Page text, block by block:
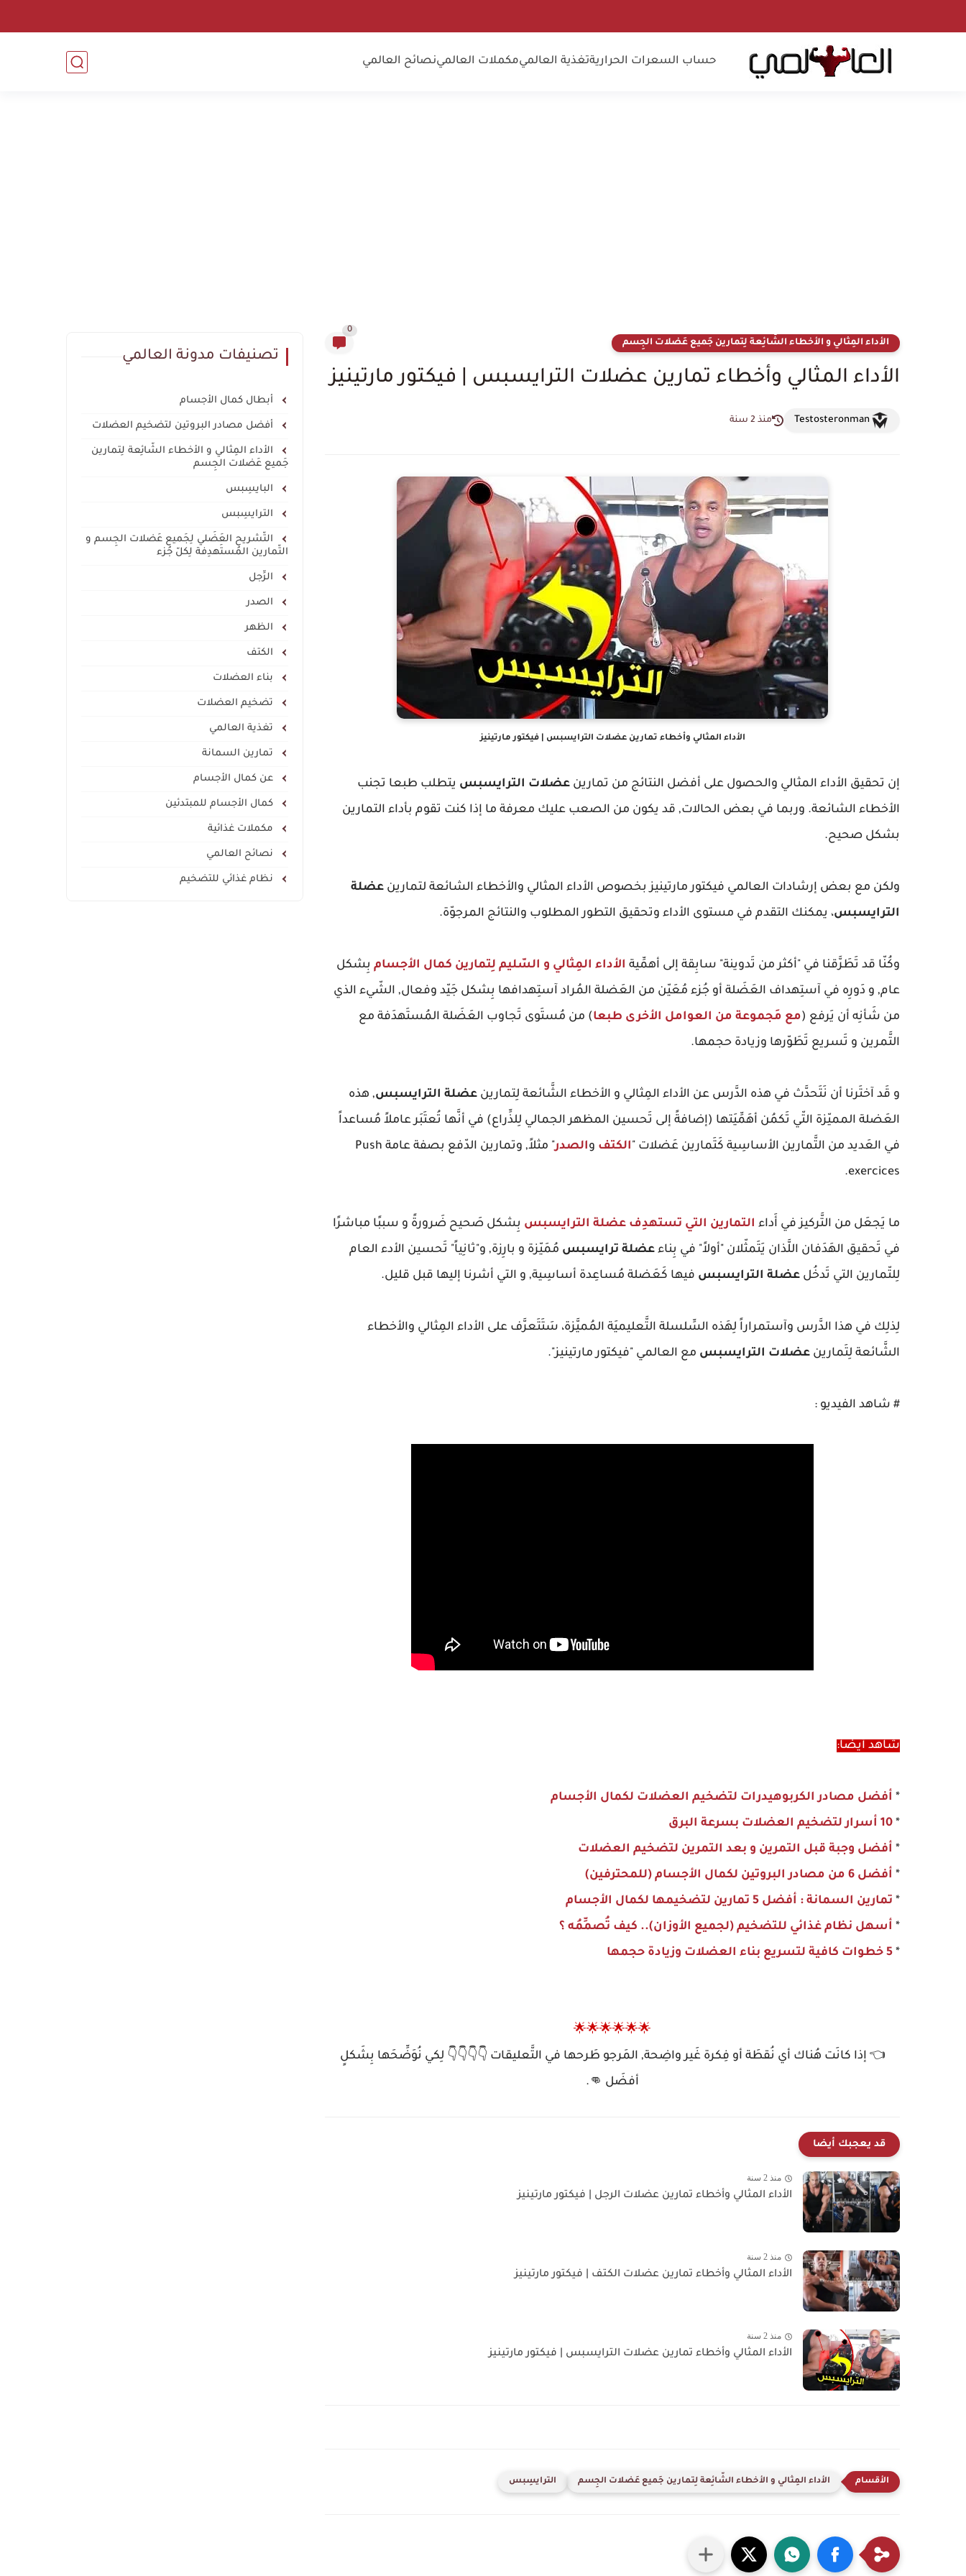
حساب السعرات الحراريةتغذية العالميمكملات العالمينصائح العالمي
الأداء المِثالي و الأخطاء الشّائِعة لِتمارين جَميع عَضلات الجِسم
0
الأداء المثالي وأخطاء تمارين عضلات الترايسبس | فيكتور مارتينيز
Testosteronman منذ 2 سنة
الأداء المثالي وأخطاء تمارين عضلات الترايسبس | فيكتور مارتينيز
إن تحقيق الأداء المثالي والحصول على أفضل النتائج من تمارين عضلات الترايسبس يتطلب طبعا تجنب
الأخطاء الشائعة. وربما في بعض الحالات, قد يكون من الصعب عليك معرفة ما إذا كنت تقوم بأداء التمارين
بشكل صحيح.
ولكن مع بعض إرشادات العالمي فيكتور مارتينيز بخصوص الأداء المثالي والأخطاء الشائعة لتمارين عضلة
الترايسبس، يمكنك التقدم في مستوى الأداء وتحقيق التطور المطلوب والنتائج المرجوّة.
وكُنّا قد تَطَرَّقنا في "أكثر من تَدوينة" سابِقة إلى أهمِّية الأداء المِثالي و السّليم لِتمارين كمال الأجسام بِشكل
عام, و دَورِه في آستِهداف العَضَلة أو جُزء مُعَيّن من العَضلة المُراد آستِهدافها بِشكل جَيّد وفعال, الشّيء الذي
من شَأنِه أن يَرفع (مع مَجموعة من العوامل الأخرى طبعا) من مُستَوى تَجاوب العَضَلة المُستَهدَفة مع
التَّمرين و تَسريع تَطَوّرها وزيادة حجمها.
و قَد آختَرنا أن نَتَحدَّث في هذه الدَّرس عن الأداء المِثالي و الأخطاء الشَّائعة لِتمارين عضلة الترايسبس, هذه
العَضلة المميّزة التّي تَكمُن أهَمِّيَتها (إضافةً إلى تَحسين المظهر الجمالي لِلذِّراع) في أنَّها تُعتَبَر عاملاً مُساعداً
في العَديد من التَّمارين الأساسِية كَتَمارين عَضلات "الكتف والصدر
" مثلاً, وتمارين الدّفع بصفة عامة Push
exercices.
ما يَجعَل من التَّركيز في أَداء التمارين التي تستهدِف عضلة الترايسبس بِشكل صَحيح ضَرورةً و سببًا مباشرًا
في تَحقيق الهَدَفان اللَّذان يَتَمثّلان "أولاً" في بِناء عضلة ترايسبس مُمَيّزة و بارِزة, و"ثانِياً" تَحسين الأدء العام
لِلتّمارين التي تَدخُل عضلة الترايسبس فيها كَعَضلة مُساعِدة أساسِية, و التي أشرنا إليها قبل قليل.
لِذلِك في هذا الدَّرس وآستمراراً لِهَذه السِّلسلة التَّعليميَة المُميَّزة، سَتَتَعرَّف على الأداء المِثالي والأخطاء
الشَّائعة لِتَمارين عضلات الترايسبس مع العالمي "فيكتور مارتينيز".
# شاهد الفيديو :
شاهد أيضا:
* أفضل مصادر الكربوهيدرات لتضخيم العضلات لكمال الأجسام
* 10 أسرار لتضخيم العضلات بسرعة البرق
* أفضل وجبة قبل التمرين و بعد التمرين لتضخيم العضلات
* أفضل 6 من مصادر البروتين لكمال الأجسام (للمحترفين)
* تمارين السمانة : أفضل 5 تمارين لتضخيمها لكمال الأجسام
* أسهل نظام غذائي للتضخيم (لجميع الأوزان).. كيف تُصمِّمُه ؟
* 5 خطوات كافية لتسريع بناء العضلات وزيادة حجمها
🌟🌟🌟🌟🌟🌟
👈 إذا كانَت هُناك أي نُقطَة أو فِكرة غَير واضِحة, المَرجو طَرحها في التَّعليقات 👇👇👇👇 لِكي نُوَضِّحَها بِشَكلٍ
أفضَل 👊.
قد يعجبك أيضا
منذ 2 سنة
الأداء المثالي وأخطاء تمارين عضلات الرجل | فيكتور مارتينيز
منذ 2 سنة
الأداء المثالي وأخطاء تمارين عضلات الكتف | فيكتور مارتينيز
منذ 2 سنة
الأداء المثالي وأخطاء تمارين عضلات الترايسبس | فيكتور مارتينيز
الأداء المِثالي و الأخطاء الشّائِعة لِتمارين جَميع عَضلات الجِسم الترايسِبس
تصنيفات مدونة العالمي
أبطال كمال الأجسام
أفضل مصادر البروتين لتضخيم العضلات
الأداء المِثالي و الأخطاء الشّائِعة لِتمارين
جَميع عَضلات الجِسم
البايسِبس
الترايسِبس
التّشريح العَضَلي لِجَميع عَضلات الجِسم و
التّمارين المُستَهدِفة لِكلّ جُزء
الرِّجل
الصدر
الظهر
الكتف
بناء العضلات
تضخيم العضلات
تغذية العالمي
تمارين السمانة
عن كمال الأجسام
كمال الأجسام للمبتدئين
مكملات غذائية
نصائح العالمي
نظام غذائي للتضخيم